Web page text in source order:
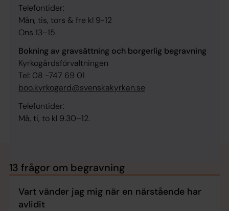
Telefontider:
Mån, tis, tors & fre kl 9-12
Ons 13–15
Bokning av gravsättning och borgerlig begravning
Kyrkogårdsförvaltningen
Tel: 08 -747 69 01
boo.kyrkogard@svenskakyrkan.se
Telefontider:
Må, ti, to kl 9.30–12.
13 frågor om begravning
Vart vänder jag mig när en närstående har
avlidit